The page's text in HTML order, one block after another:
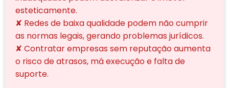
esteticamente.
✘ Redes de baixa qualidade podem não cumprir
as normas legais, gerando problemas jurídicos.
✘ Contratar empresas sem reputação aumenta
o risco de atrasos, má execução e falta de
suporte.